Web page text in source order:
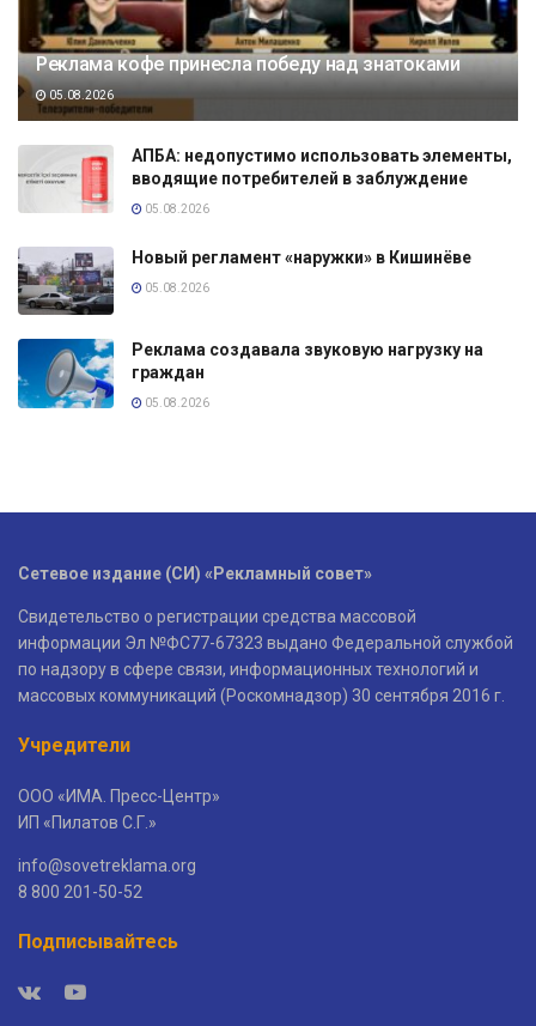
Реклама кофе принесла победу над знатоками
05.08.2026
АПБА: недопустимо использовать элементы,
вводящие потребителей в заблуждение
05.08.2026
Новый регламент «наружки» в Кишинёве
05.08.2026
Реклама создавала звуковую нагрузку на
граждан
05.08.2026
Сетевое издание (СИ) «Рекламный совет»
Свидетельство о регистрации средства массовой
информации Эл №ФС77-67323 выдано Федеральной службой
по надзору в сфере связи, информационных технологий и
массовых коммуникаций (Роскомнадзор) 30 сентября 2016 г.
Учредители
ООО «ИМА. Пресс-Центр»
ИП «Пилатов С.Г.»
info@sovetreklama.org
8 800 201-50-52
Подписывайтесь